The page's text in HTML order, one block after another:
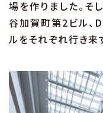
場を作りました。そ
谷加賀町第2ビル、
ルをそれぞれ行き来